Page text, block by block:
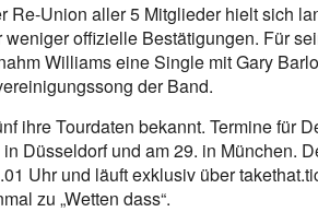
Re-Union aller 5 Mitglieder hielt sich
offizielle Bestätigungen. Für
Williams eine Single mit Gary
der Band.
ihre Tourdaten bekannt. Termine für
Düsseldorf und am 29. in München.
Uhr und läuft exklusiv über
zu „Wetten dass“.